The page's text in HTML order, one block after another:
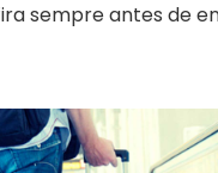
sempre antes de